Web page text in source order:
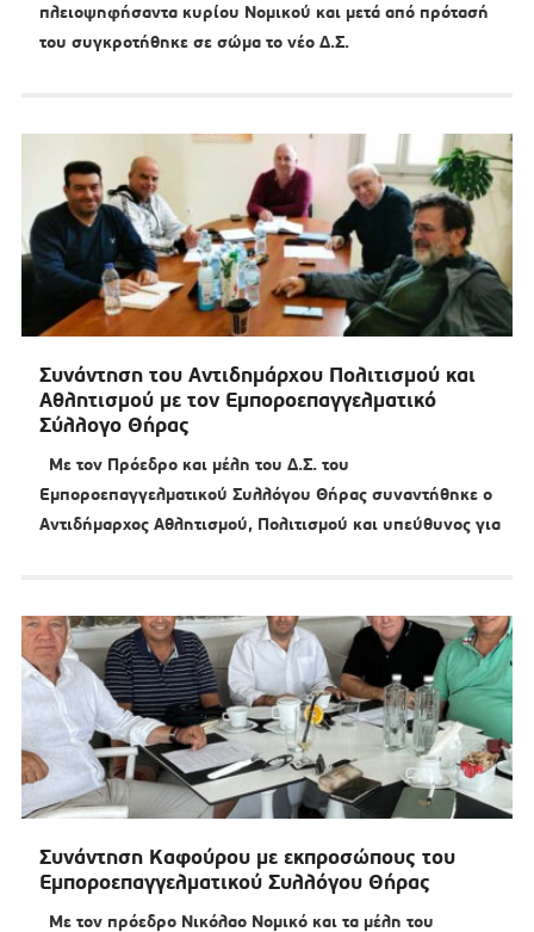
πλειοψηφήσαντα κυρίου Νομικού και μετά από πρότασή
του συγκροτήθηκε σε σώμα το νέο Δ.Σ.
Συνάντηση του Αντιδημάρχου Πολιτισμού και
Αθλητισμού με τον Εμποροεπαγγελματικό
Σύλλογο Θήρας
Με τον Πρόεδρο και μέλη του Δ.Σ. του
Εμποροεπαγγελματικού Συλλόγου Θήρας συναντήθηκε ο
Αντιδήμαρχος Αθλητισμού, Πολιτισμού και υπεύθυνος για
Συνάντηση Καφούρου με εκπροσώπους του
Εμποροεπαγγελματικού Συλλόγου Θήρας
Με τον πρόεδρο Νικόλαο Νομικό και τα μέλη του